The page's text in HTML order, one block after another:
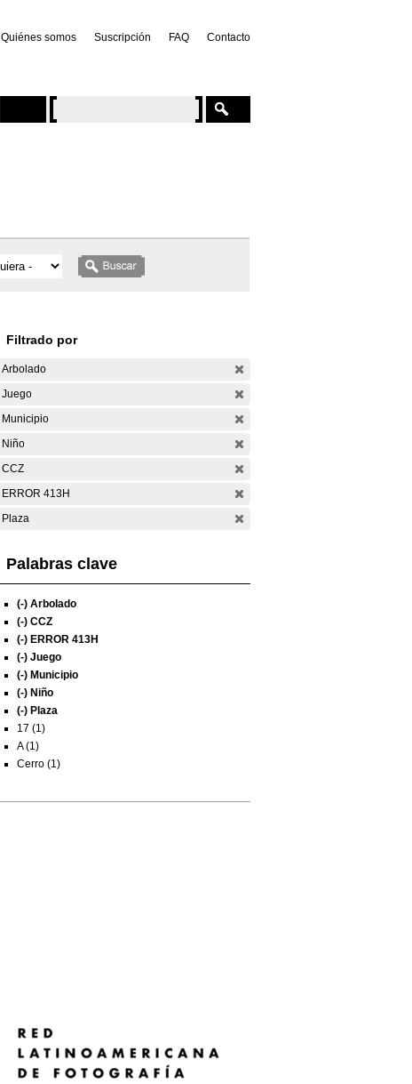
Quiénes somos Suscripción FAQ Contacto
Filtrado por
Arbolado
Juego
Municipio
Niño
CCZ
ERROR 413H
Plaza
Palabras clave
(-) Arbolado
(-) CCZ
(-) ERROR 413H
(-) Juego
(-) Municipio
(-) Niño
(-) Plaza
17 (1)
A (1)
Cerro (1)